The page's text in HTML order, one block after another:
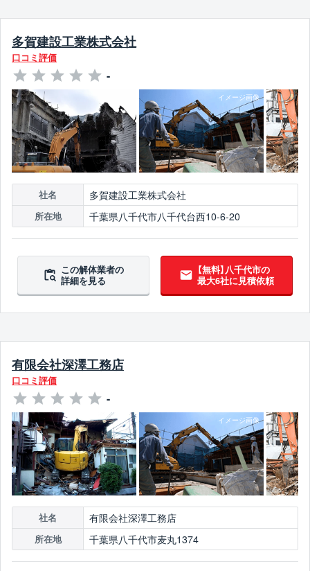
多賀建設工業株式会社
口コミ評価
-
社名 多賀建設工業株式会社
所在地 千葉県八千代市八千代台西10-6-20
この解体業者の
詳細を見る
【無料】八千代市の
最大6社に見積依頼
有限会社深澤工務店
口コミ評価
-
社名 有限会社深澤工務店
所在地 千葉県八千代市麦丸1374